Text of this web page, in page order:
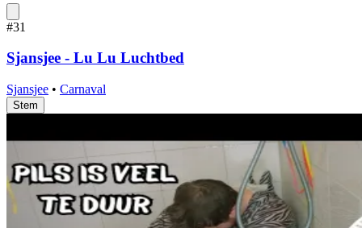
#31
Sjansjee - Lu Lu Luchtbed
Sjansjee • Carnaval
Stem